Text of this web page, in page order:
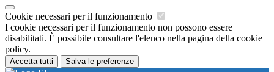
Cookie necessari per il funzionamento
I cookie necessari per il funzionamento non possono essere
disabilitati. È possibile consultare l'elenco nella pagina della cookie
policy.
Accetta tutti Salva le preferenze